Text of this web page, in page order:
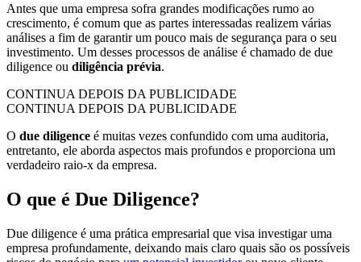
Antes que uma empresa sofra grandes modificações rumo ao
crescimento, é comum que as partes interessadas realizem várias
análises a fim de garantir um pouco mais de segurança para o seu
investimento. Um desses processos de análise é chamado de due
diligence ou diligência prévia.
CONTINUA DEPOIS DA PUBLICIDADE
CONTINUA DEPOIS DA PUBLICIDADE
O due diligence é muitas vezes confundido com uma auditoria,
entretanto, ele aborda aspectos mais profundos e proporciona um
verdadeiro raio-x da empresa.
O que é Due Diligence?
Due diligence é uma prática empresarial que visa investigar uma
empresa profundamente, deixando mais claro quais são os possíveis